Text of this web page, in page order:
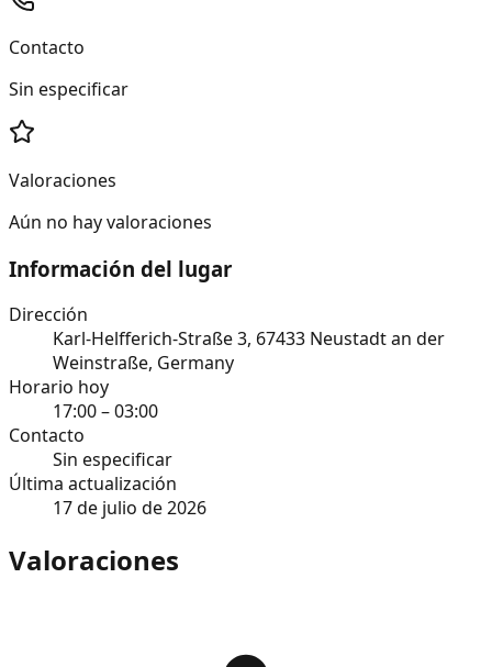
Contacto
Sin especificar
Valoraciones
Aún no hay valoraciones
Información del lugar
Dirección
Karl-Helfferich-Straße 3, 67433 Neustadt an der
Weinstraße, Germany
Horario hoy
17:00 – 03:00
Contacto
Sin especificar
Última actualización
17 de julio de 2026
Valoraciones